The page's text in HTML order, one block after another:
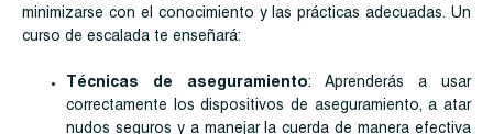
minimizarse con el conocimiento y las prácticas adecuadas. Un
curso de escalada te enseñará:
Técnicas de aseguramiento: Aprenderás a usar
correctamente los dispositivos de aseguramiento, a atar
nudos seguros y a manejar la cuerda de manera efectiva